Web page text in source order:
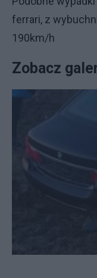
ferrari, z
190km/h
Zobacz